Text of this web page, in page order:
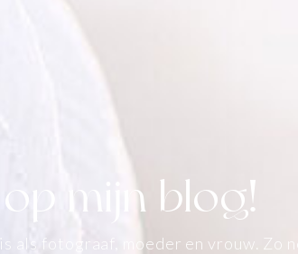
mijn blog!
als fotograaf, moeder en vrouw. Zo